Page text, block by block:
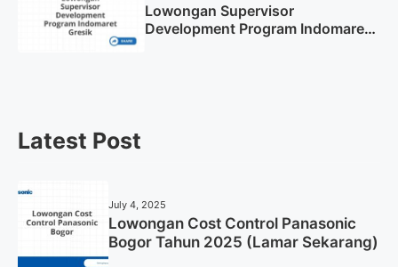
Lowongan Supervisor
Development Program Indomaret
Latest Post
July 4, 2025
Lowongan Cost Control Panasonic
Bogor Tahun 2025 (Lamar Sekarang)